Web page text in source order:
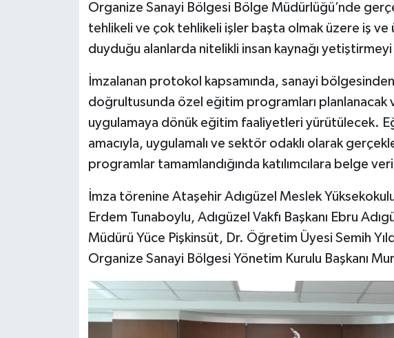
Organize Sanayi Bölgesi Bölge Müdürlüğü’nde
tehlikeli ve çok tehlikeli işler başta olmak üzere iş
duyduğu alanlarda nitelikli insan kaynağı
İmzalanan protokol kapsamında, sanayi
doğrultusunda özel eğitim programları planlanacak
uygulamaya dönük eğitim faaliyetleri yürütülecek.
amacıyla, uygulamalı ve sektör odaklı olarak
programlar tamamlandığında katılımcılara belge
İmza törenine Ataşehir Adıgüzel Meslek
Erdem Tunaboylu, Adıgüzel Vakfı Başkanı Ebru
Müdürü Yüce Pişkinsüt, Dr. Öğretim Üyesi Semih
Organize Sanayi Bölgesi Yönetim Kurulu Başkanı